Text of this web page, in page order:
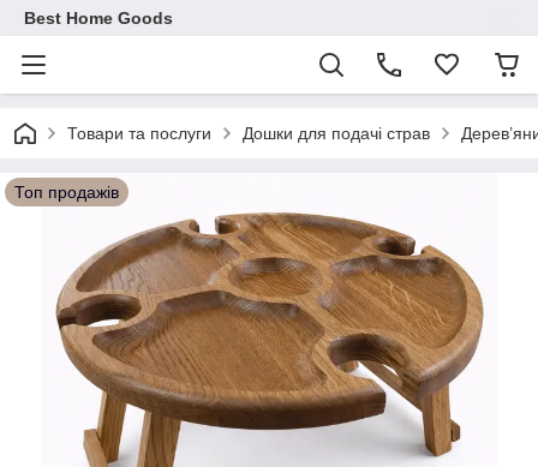
Best Home Goods
Товари та послуги Дошки для подачі страв
Топ продажів